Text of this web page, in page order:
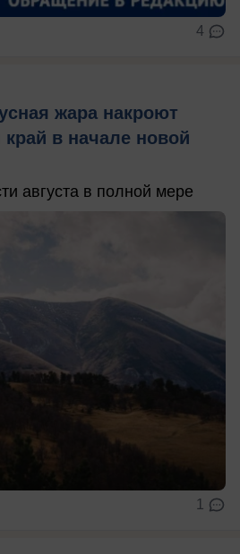
4
жара накроют
в начале новой
августа в полной мере
1